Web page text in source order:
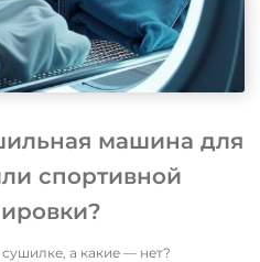
машина для
спортивной
а какие — нет?